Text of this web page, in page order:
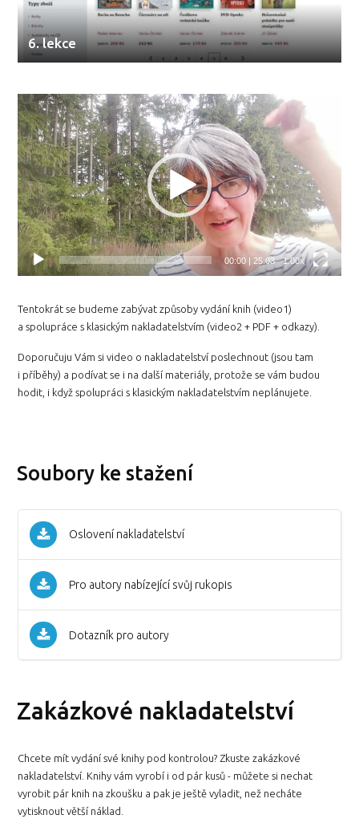
6. lekce
Video
přehrávač
00:00| 25:03 1.00x
Tentokrát se budeme zabývat způsoby vydání knih (video1)
a spolupráce s klasickým nakladatelstvím (video2 + PDF + odkazy).
Doporučuju Vám si video o nakladatelství poslechnout (jsou tam
i příběhy) a podívat se i na další materiály, protože se vám budou
hodit, i když spolupráci s klasickým nakladatelstvím neplánujete.
Soubory ke stažení
Oslovení nakladatelství
Pro autory nabízející svůj rukopis
Dotazník pro autory
Zakázkové nakladatelství
Chcete mít vydání své knihy pod kontrolou? Zkuste zakázkové
nakladatelství. Knihy vám vyrobí i od pár kusů - můžete si nechat
vyrobit pár knih na zkoušku a pak je ještě vyladit, než necháte
vytisknout větší náklad.